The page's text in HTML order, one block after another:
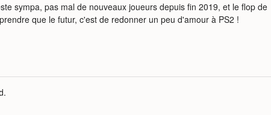
sympa, pas mal de nouveaux joueurs depuis fin 2019, et le flop de
que le futur, c'est de redonner un peu d'amour à PS2 !